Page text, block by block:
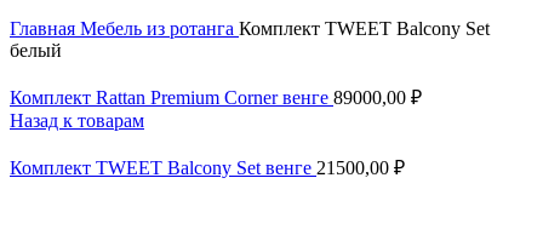
Главная Мебель из ротанга Комплект TWEET Balcony Set
белый
Комплект Rattan Premium Corner венге 89000,00 ₽
Назад к товарам
Комплект TWEET Balcony Set венге 21500,00 ₽